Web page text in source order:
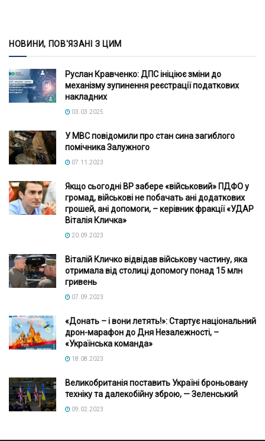
НОВИНИ, ПОВ'ЯЗАНІ З ЦИМ
Руслан Кравченко: ДПС ініціює зміни до
механізму зупинення реєстрації податкових
накладних
03.03.2025
У МВС повідомили про стан сина загиблого
помічника Залужного
07.11.2023
Якщо сьогодні ВР забере «військовий» ПДФО у
громад, військові не побачать ані додаткових
грошей, ані допомоги, – керівник фракції «УДАР
Віталія Кличка»
20.09.2023
Віталій Кличко відвідав військову частину, яка
отримала від столиці допомогу понад 15 млн
гривень
07.09.2023
«Донать – і вони летять!»: Стартує національний
дрон-марафон до Дня Незалежності, –
«Українська команда»
18.08.2023
Великобританія поставить Україні броньовану
техніку та далекобійну зброю, — Зеленський
09.02.2023